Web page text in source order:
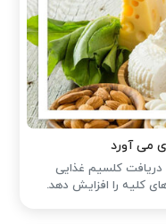
می آورد
کلسیم غذایی
کلیه را افزایش دهد.